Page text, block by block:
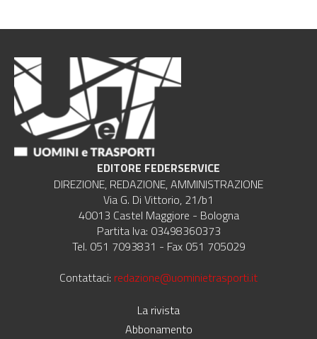
EDITORE FEDERSERVICE
DIREZIONE, REDAZIONE, AMMINISTRAZIONE
Via G. Di Vittorio, 21/b1
40013 Castel Maggiore - Bologna
Partita Iva: 03498360373
Tel. 051 7093831 - Fax 051 705029
Contattaci: redazione@uominietrasporti.it
La rivista
Abbonamento